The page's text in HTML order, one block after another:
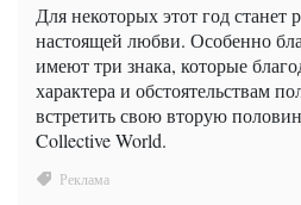
Для некоторых этот год
настоящей любви. Особенно
имеют три знака, которые
характера и обстоятельствам
встретить свою вторую
Collective World.